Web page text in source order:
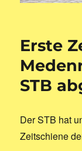
Erste
STB
Der STB hat
Zeitschiene